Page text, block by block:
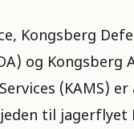
Kongsberg
og Kongsberg
(KAMS)
til jagerflyet